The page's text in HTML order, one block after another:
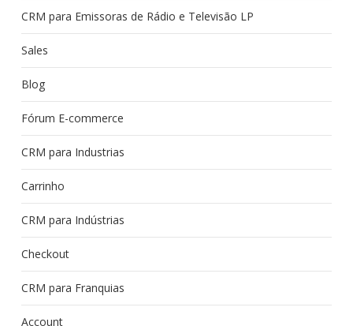
CRM para Emissoras de Rádio e Televisão LP
Sales
Blog
Fórum E-commerce
CRM para Industrias
Carrinho
CRM para Indústrias
Checkout
CRM para Franquias
Account